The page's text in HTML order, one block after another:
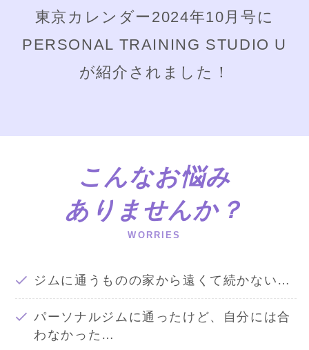
東京カレンダー2024年10月号に
PERSONAL TRAINING STUDIO U
が紹介されました！
こんなお悩み
ありませんか？
WORRIES
ジムに通うものの家から遠くて続かない…
パーソナルジムに通ったけど、自分には合
わなかった…